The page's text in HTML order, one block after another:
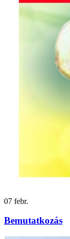
07 febr.
Bemutatkozás